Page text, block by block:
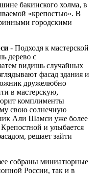
бакинского холма, в
«крепостью». В
городскими
- Подходя к мастерской
дерево с
видишь случайных
фасад здания и
дружелюбно
в мастерскую,
комплименты
свою солнечную
Али Шамси уже более
и улыбается
решает зайти
собраны миниатюрные
России, так и в